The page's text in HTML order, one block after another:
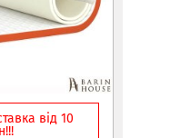
від 10